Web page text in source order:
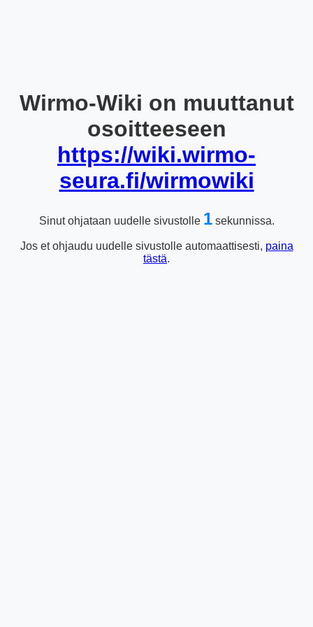
Wirmo-Wiki on muuttanut
osoitteeseen
https://wiki.wirmo-
seura.fi/wirmowiki
Sinut ohjataan uudelle sivustolle 1sekunnissa.
Jos et ohjaudu uudelle sivustolle automaattisesti, paina
tästä.